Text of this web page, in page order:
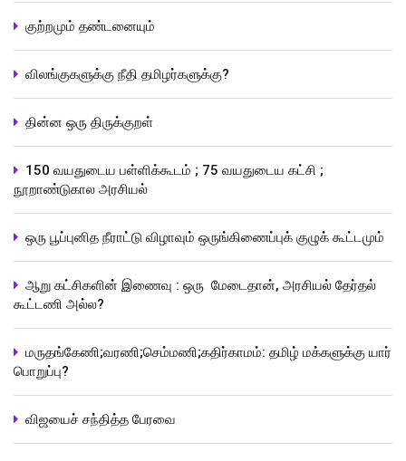
குற்றமும் தண்டனையும்
விலங்குகளுக்கு நீதி தமிழர்களுக்கு?
தின்ன ஒரு திருக்குறள்
150 வயதுடைய பள்ளிக்கூடம் ; 75 வயதுடைய கட்சி ;
நூறாண்டுகால அரசியல்
ஒரு பூப்புனித நீராட்டு விழாவும் ஒருங்கிணைப்புக் குழுக் கூட்டமும்
ஆறு கட்சிகளின் இணைவு : ஒரு மேடைதான், அரசியல் தேர்தல்
கூட்டணி அல்ல?
மருதங்கேணி;வரணி;செம்மணி;கதிர்காமம்: தமிழ் மக்களுக்கு யார்
பொறுப்பு?
விஜயைச் சந்தித்த பேரவை